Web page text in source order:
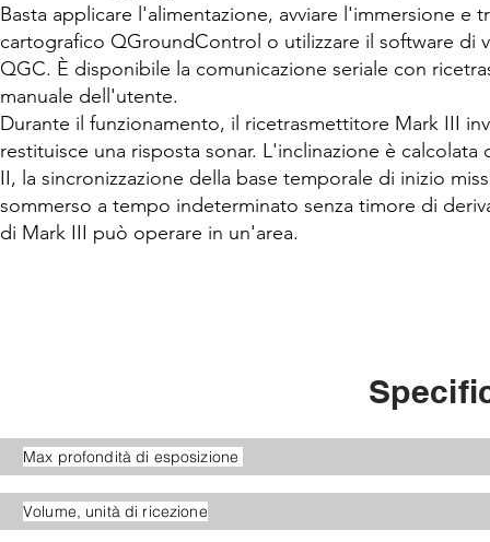
Basta applicare l'alimentazione, avviare l'immersione e
cartografico QGroundControl o utilizzare il software di
QGC. È disponibile la comunicazione seriale con
manuale dell'utente.
Durante il funzionamento, il ricetrasmettitore Mark III
restituisce una risposta sonar. L'inclinazione è
II, la sincronizzazione della base temporale di inizio
sommerso a tempo indeterminato senza timore di
di Mark III può operare in un'area.
Max profondità di esposizione
Volume, unità di ricezione